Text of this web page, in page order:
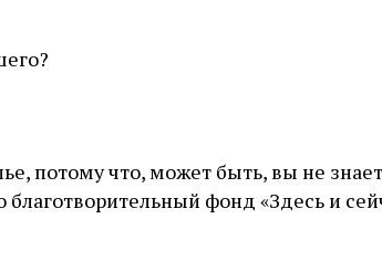
потому что, может быть, вы не
благотворительный фонд «Здесь и